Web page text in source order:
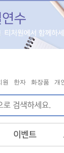
원 한자 화장품 개